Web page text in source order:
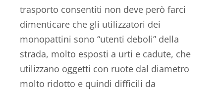
trasporto consentiti non deve però farci
dimenticare che gli utilizzatori dei
monopattini sono “utenti deboli” della
strada, molto esposti a urti e cadute, che
utilizzano oggetti con ruote dal diametro
molto ridotto e quindi difficili da